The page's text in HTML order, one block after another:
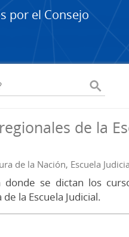
por el Consejo
de la
de la Nación, Escuela
donde se dictan los
la Escuela Judicial.